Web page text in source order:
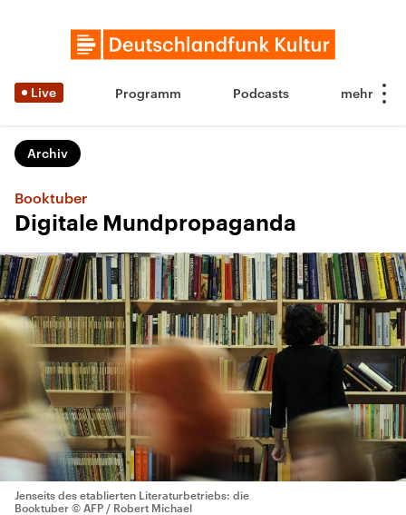
Live Programm Podcasts
Archiv
Booktuber
Digitale Mundpropaganda
Jenseits des etablierten Literaturbetriebs: die
Booktuber © AFP / Robert Michael